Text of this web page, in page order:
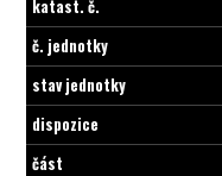
katast. č.
č. jednotky
stav jednotky
dispozice
část